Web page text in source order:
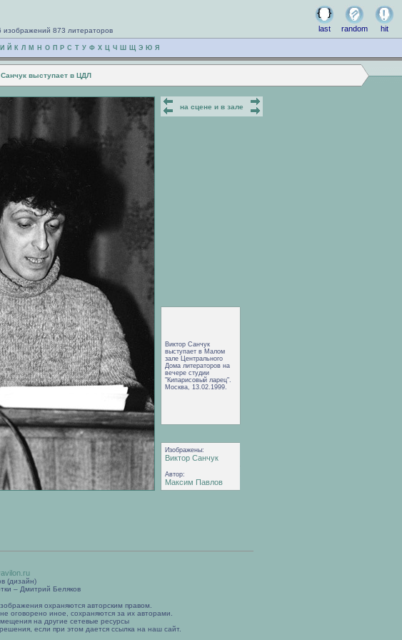
873 литераторов last random hit
И Й К Л М Н О П Р С Т У Ф Х Ц Ч Ш Щ Э Ю Я
Санчук выступает в ЦДЛ
на сцене и в зале
Виктор Санчук
выступает в Малом
зале Центрального
Дома литераторов на
вечере студии
"Кипарисовый ларец".
Москва, 13.02.1999.
Изображены:
Виктор Санчук
Автор:
Максим Павлов
(дизайн)
– Дмитрий Беляков
охраняются авторским правом.
оговорено иное, сохраняются за их авторами.
на другие сетевые ресурсы
если при этом дается ссылка на наш сайт.